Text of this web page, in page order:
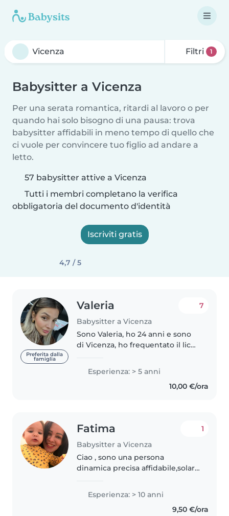
Filtri 1
Babysitter a Vicenza
Per una serata romantica, ritardi al lavoro o per
quando hai solo bisogno di una pausa: trova
babysitter affidabili in meno tempo di quello che
ci vuole per convincere tuo figlio ad andare a
letto.
57 babysitter attive a Vicenza
Tutti i membri completano la verifica
obbligatoria del documento d'identità
Iscriviti gratis
4,7 / 5
Preferita dalla
famiglia
Valeria
Babysitter a Vicenza
7
Sono Valeria, ho 24 anni e sono
di Vicenza, ho frequentato il liceo
in lingue per il commercio
internazionale presso l'Università
Esperienza: > 5 anni
10,00 €/ora
Fatima
Babysitter a Vicenza
1
Ciao , sono una persona
dinamica precisa affidabile,solare
mamma e piena di nipoini ,cosa
posso dire ,amo bambini di più
Esperienza: > 10 anni
9,50 €/ora